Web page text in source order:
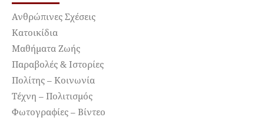
Ανθρώπινες Σχέσεις
Κατοικίδια
Μαθήματα Ζωής
Παραβολές & Ιστορίες
Πολίτης – Κοινωνία
Τέχνη – Πολιτισμός
Φωτογραφίες – Βίντεο